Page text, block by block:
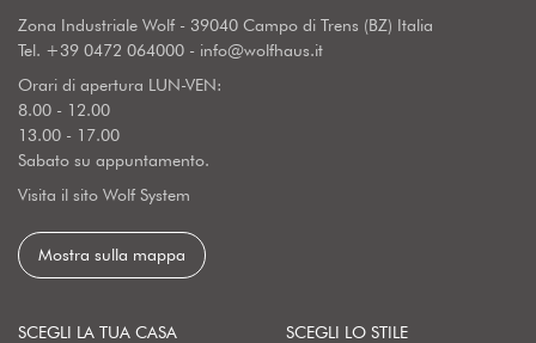
Zona Industriale Wolf - 39040 Campo di Trens (BZ) Italia
Tel. +39 0472 064000 - info@wolfhaus.it
Orari di apertura LUN-VEN:
8.00 - 12.00
13.00 - 17.00
Sabato su appuntamento.
Visita il sito Wolf System
Mostra sulla mappa
SCEGLI LA TUA CASA SCEGLI LO STILE